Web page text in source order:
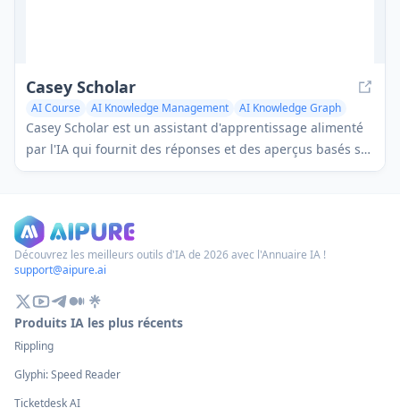
Casey Scholar
AI Course AI Knowledge Management AI Knowledge Graph
Casey Scholar est un assistant d'apprentissage alimenté
par l'IA qui fournit des réponses et des aperçus basés sur
vos matériaux de cours réels.
Découvrez les meilleurs outils d'IA de 2026 avec l'Annuaire IA !
support@aipure.ai
Produits IA les plus récents
Rippling
Glyphi: Speed Reader
Ticketdesk AI